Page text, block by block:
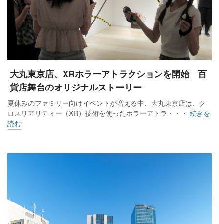
大丸東京店、XRホラーアトラクションを開始 百
貨店舞台のオリジナルストーリー
夏休みのファミリー向けイベントが増える中、大丸東京店は、ク
ロスリアリティー（XR）技術を使ったホラーアトラ・・・ 続きを
読む